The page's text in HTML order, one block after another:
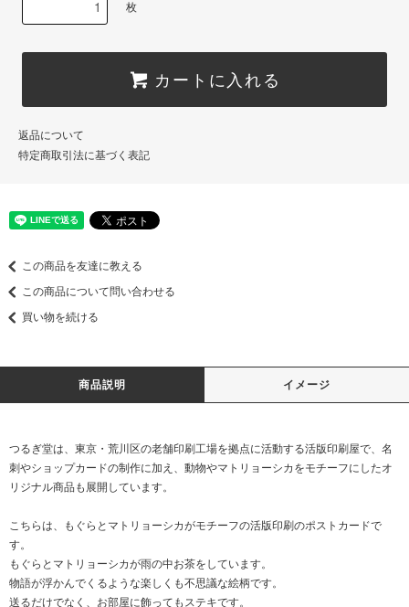
枚
カートに入れる
返品について
特定商取引法に基づく表記
この商品を友達に教える
この商品について問い合わせる
買い物を続ける
商品説明 イメージ
つるぎ堂は、東京・荒川区の老舗印刷工場を拠点に活動する活版印刷屋で、名
刺やショップカードの制作に加え、動物やマトリョーシカをモチーフにしたオ
リジナル商品も展開しています。
こちらは、もぐらとマトリョーシカがモチーフの活版印刷のポストカードで
す。
もぐらとマトリョーシカが雨の中お茶をしています。
物語が浮かんでくるような楽しくも不思議な絵柄です。
送るだけでなく、お部屋に飾ってもステキです。